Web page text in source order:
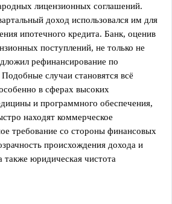
лицензионных соглашений.
доход использовался им для
ипотечного кредита. Банк, оценив
поступлений, не только не
рефинансирование по
случаи становятся всё
в сферах высоких
и программного обеспечения,
находят коммерческое
требование со стороны финансовых
происхождения дохода и
также юридическая чистота